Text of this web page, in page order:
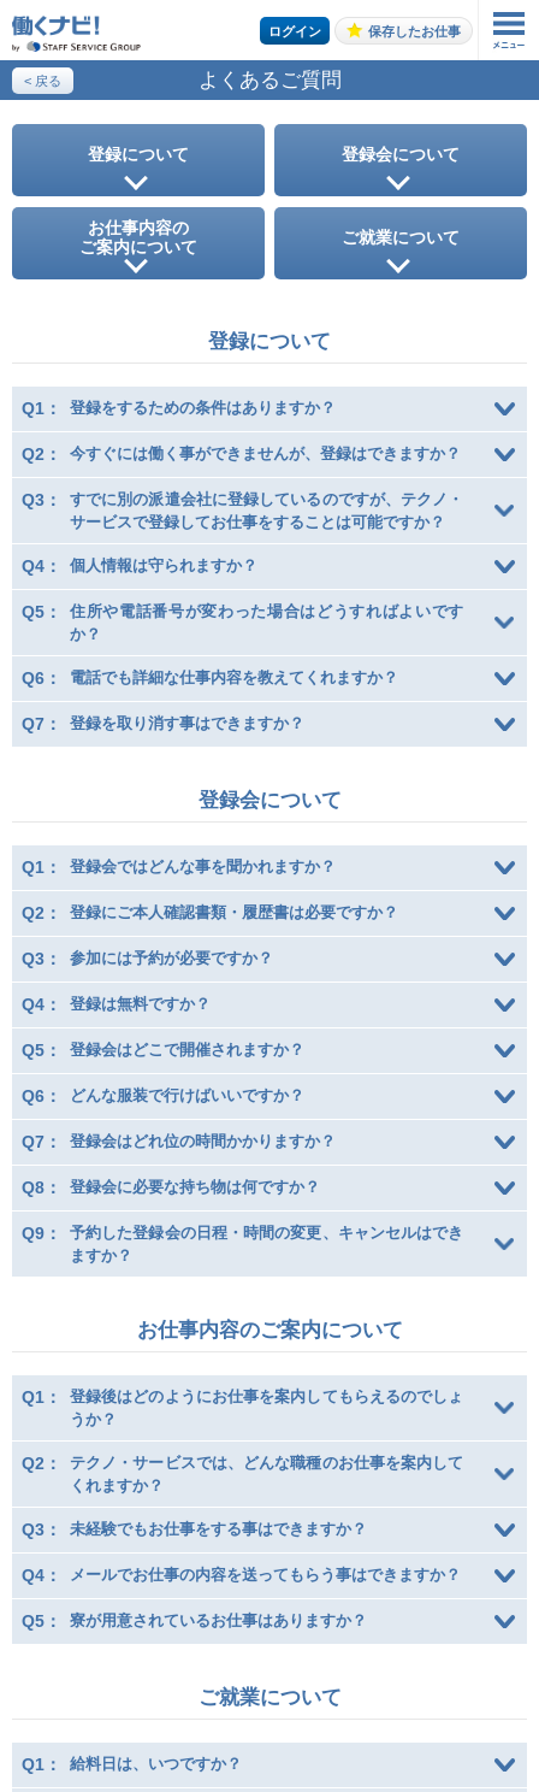
ログイン 保存したお仕事
< 戻る よくあるご質問
登録について 登録会について
お仕事内容の
ご案内について
ご就業について
登録について
Q1： 登録をするための条件はありますか？
Q2： 今すぐには働く事ができませんが、登録はできますか？
Q3：
すでに別の派遣会社に登録しているのですが、テクノ・
サービスで登録してお仕事をすることは可能ですか？
Q4： 個人情報は守られますか？
Q5：
住所や電話番号が変わった場合はどうすればよいです
か？
Q6： 電話でも詳細な仕事内容を教えてくれますか？
Q7： 登録を取り消す事はできますか？
登録会について
Q1： 登録会ではどんな事を聞かれますか？
Q2： 登録にご本人確認書類・履歴書は必要ですか？
Q3： 参加には予約が必要ですか？
Q4： 登録は無料ですか？
Q5： 登録会はどこで開催されますか？
Q6： どんな服装で行けばいいですか？
Q7： 登録会はどれ位の時間かかりますか？
Q8： 登録会に必要な持ち物は何ですか？
Q9：
予約した登録会の日程・時間の変更、キャンセルはでき
ますか？
お仕事内容のご案内について
Q1：
登録後はどのようにお仕事を案内してもらえるのでしょ
うか？
Q2：
テクノ・サービスでは、どんな職種のお仕事を案内して
くれますか？
Q3： 未経験でもお仕事をする事はできますか？
Q4： メールでお仕事の内容を送ってもらう事はできますか？
Q5： 寮が用意されているお仕事はありますか？
ご就業について
Q1： 給料日は、いつですか？
お仕事の案内をご希望の方はこちら
エントリーする
トップページ
人材派遣のしくみ・メリット
登録会場への行き方
サイトマップ
仕事情報配信メール登録
よくあるご質問
お問い合わせ
閉じる